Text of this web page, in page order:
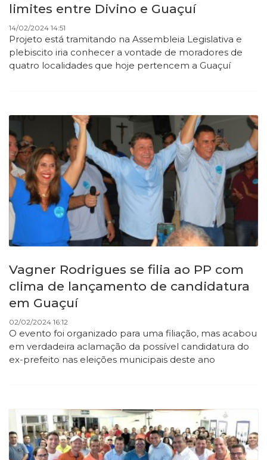
limites entre Divino e Guaçuí
14/02/2024 14:51
Projeto está tramitando na Assembleia Legislativa e
plebiscito iria conhecer a vontade de moradores de
quatro localidades que hoje pertencem a Guaçuí
Vagner Rodrigues se filia ao PP com
clima de lançamento de candidatura
em Guaçuí
02/02/2024 16:12
O evento foi organizado para uma filiação, mas acabou
em verdadeira aclamação da possível candidatura do
ex-prefeito nas eleições municipais deste ano